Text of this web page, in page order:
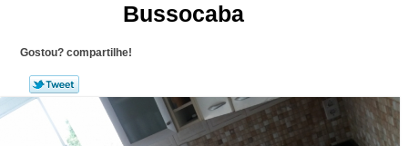
Bussocaba
Gostou? compartilhe!